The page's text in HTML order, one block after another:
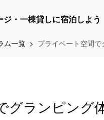
・一棟貸しに宿泊しよう
ム一覧 プライベート空間
グランピング